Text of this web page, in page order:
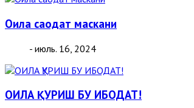
Оила саодат маскани
- июль. 16, 2024
ОИЛА ҚУРИШ БУ ИБОДАТ!